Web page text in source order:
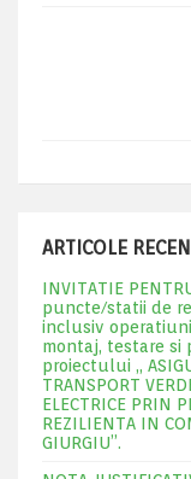
ARTICOLE
INVITATIE
puncte/statii de
inclusiv
montaj, testare si
proiectului „
TRANSPORT
ELECTRICE PRIN
REZILIENTA IN
GIURGIU”.